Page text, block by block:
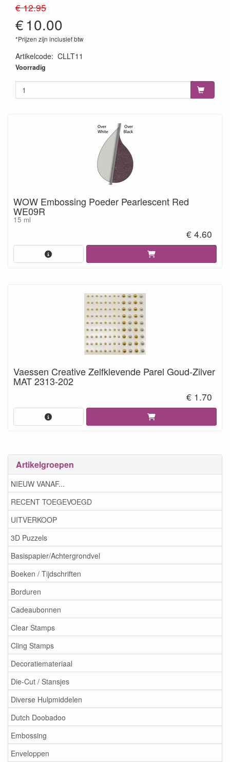
Artikelgroepen
NIEUW VANAF...
RECENT TOEGEVOEGD
UITVERKOOP
3D Puzzels
Basispapier/Achtergrondvel
Boeken / Tijdschriften
Borduren
Cadeaubonnen
Clear Stamps
Cling Stamps
Decoratiemateriaal
Die-Cut / Stansjes
Diverse Hulpmiddelen
Dutch Doobadoo
Embossing
Enveloppen
€ 12.95
€10.00
*Prijzen zijn inclusief btw
Artikelcode: CLLT11
8718736033866
Voorradig
WOW Embossing Poeder Pearlescent Red
WE09R
15 ml
€ 4.60
Vaessen Creative Zelfklevende Parel Goud-Zilver
MAT 2313-202
€ 1.70